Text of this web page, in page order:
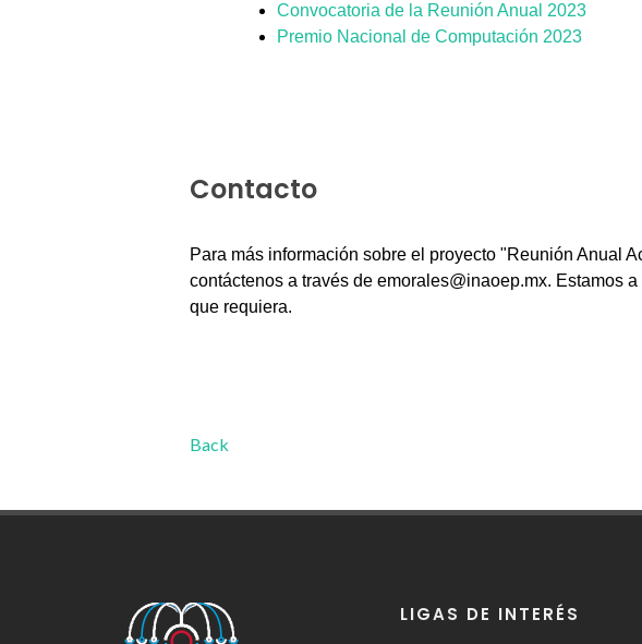
Convocatoria de la Reunión Anual 2023
Premio Nacional de Computación 2023
Contacto
Para más información sobre el proyecto "Reunión Anual
contáctenos a través de emorales@inaoep.mx. Estamos
que requiera.
Back
LIGAS DE INTERÉS